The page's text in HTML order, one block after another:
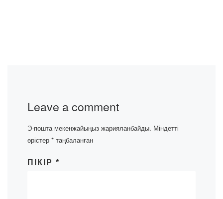
Leave a comment
Э-пошта мекенжайыңыз жарияланбайды. Міндетті
өрістер * таңбаланған
ПІКІР *